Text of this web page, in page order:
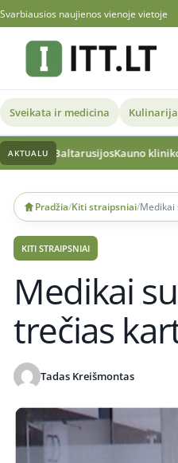
Svarbiausios naujienos vienoje vietoje
Sveikata ir medicina Kulinarija
AKTUALU
Kauno klinikose mirusios kūdikio
content
Pradžia/Kiti straipsniai/Medikai
KITI STRAIPSNIAI
Medikai
trečias
Tadas Kreišmontas